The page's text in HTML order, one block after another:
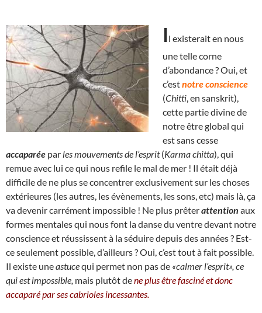
Il existerait en nous
une telle corne
d’abondance ? Oui, et
c’estnotre conscience
(Chitti , en sanskrit),
cette partie divine de
notre être global qui
est sans cesse
accaparée par les mouvements de l’esprit(Karma chitta), qui
remue avec lui ce qui nous refile le mal de mer ! Il était déjà
difficile de ne plus se concentrer exclusivement sur les choses
extérieures (les autres, les évènements, les sons, etc) mais là, ça
va devenir carrément impossible ! Ne plus prêterattention aux
formes mentales qui nous font la danse du ventre devant notre
conscience et réussissent à la séduire depuis des années ? Est-
ce seulement possible, d’ailleurs ? Oui, c’est tout à fait possible.
Il existe uneastucequi permet non pas de «calmer l’esprit», ce
qui est impossible, mais plutôt dene plus être fasciné et donc
accaparé par ses cabrioles incessantes.